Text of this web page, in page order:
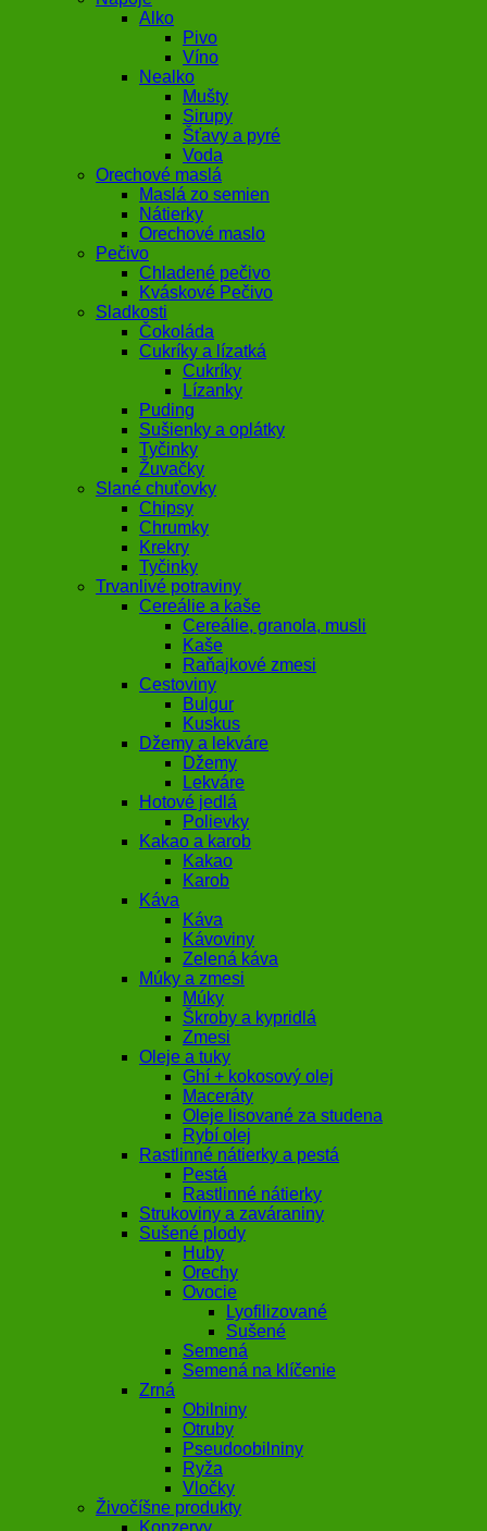
Alko
Pivo
Víno
Nealko
Mušty
Sirupy
Šťavy a pyré
Voda
Orechové maslá
Maslá zo semien
Nátierky
Orechové maslo
Pečivo
Chladené pečivo
Kváskové Pečivo
Sladkosti
Čokoláda
Cukríky a lízatká
Cukríky
Lízanky
Puding
Sušienky a oplátky
Tyčinky
Žuvačky
Slané chuťovky
Chipsy
Chrumky
Krekry
Tyčinky
Trvanlivé potraviny
Cereálie a kaše
Cereálie, granola, musli
Kaše
Raňajkové zmesi
Cestoviny
Bulgur
Kuskus
Džemy a lekváre
Džemy
Lekváre
Hotové jedlá
Polievky
Kakao a karob
Kakao
Karob
Káva
Káva
Kávoviny
Zelená káva
Múky a zmesi
Múky
Škroby a kypridlá
Zmesi
Oleje a tuky
Ghí + kokosový olej
Maceráty
Oleje lisované za studena
Rybí olej
Rastlinné nátierky a pestá
Pestá
Rastlinné nátierky
Strukoviny a zaváraniny
Sušené plody
Huby
Orechy
Ovocie
Lyofilizované
Sušené
Semená
Semená na klíčenie
Zrná
Obilniny
Otruby
Pseudoobilniny
Ryža
Vločky
Živočíšne produkty
Konzervy